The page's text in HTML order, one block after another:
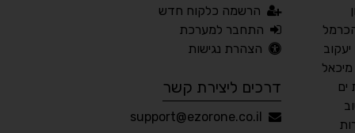
ים
הרשמה כלקוח חדש
התחבר למערכת
הצהרת נגישות
דרכים ליצירת קשר
support@ezorone.co.il
📖 דיסלקציה
🖱 מוטורי
English